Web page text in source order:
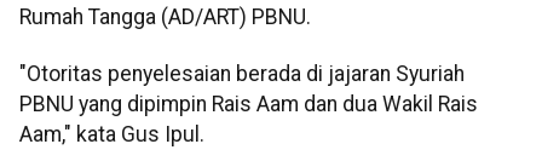
Rumah Tangga (AD/ART) PBNU.
"Otoritas penyelesaian berada di jajaran Syuriah
PBNU yang dipimpin Rais Aam dan dua Wakil Rais
Aam," kata Gus Ipul.